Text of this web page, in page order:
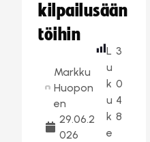
kilpailusään
töihin
Markku
Huopon
en
29.06.2
026
L
u
k
u
k
e
3
0
4
8